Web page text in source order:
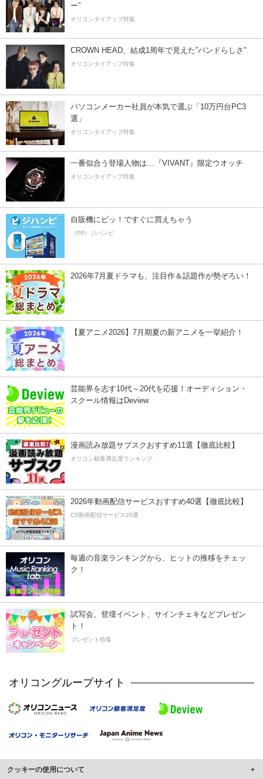
ー”
オリコンタイアップ特集
CROWN HEAD、結成1周年で見えた”バンドらしさ”
オリコンタイアップ特集
パソコンメーカー社員が本気で選ぶ「10万円台PC3
選」
オリコンタイアップ特集
一番似合う登場人物は…『VIVANT』限定ウオッチ
オリコンタイアップ特集
自販機にピッ！ですぐに買えちゃう
（PR）ジハンピ
2026年7月夏ドラマも、注目作＆話題作が勢ぞろい！
【夏アニメ2026】7月期夏の新アニメを一挙紹介！
芸能界を志す10代～20代を応援！オーディション・
スクール情報はDeview
漫画読み放題サブスクおすすめ11選【徹底比較】
オリコン顧客満足度ランキング
2026年動画配信サービスおすすめ40選【徹底比較】
CS動画配信サービス20選
毎週の音楽ランキングから、ヒットの推移をチェッ
ク！
試写会、登壇イベント、サインチェキなどプレゼン
ト！
プレゼント特集
オリコングループサイト
クッキーの使用について